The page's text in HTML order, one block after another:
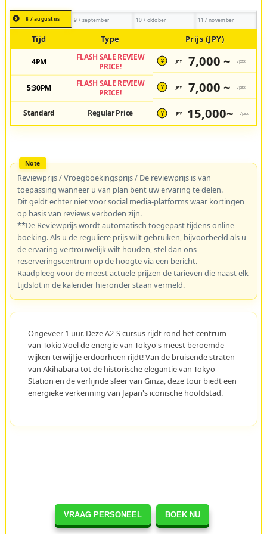
VRAAG PERSONEEL BOEK NU
8 / augustus 9 / september 10 / oktober 11 / november
Tijd Type Prijs (JPY)
4PM
FLASH SALE REVIEW
PRICE!
¥ JPY 7,000 ~ /pax
5:30PM
FLASH SALE REVIEW
PRICE!
¥ JPY 7,000 ~ /pax
Standard Regular Price ¥ JPY 15,000~ /pax
Reviewprijs / Vroegboekingsprijs / De reviewprijs is van
toepassing wanneer u van plan bent uw ervaring te delen.
Dit geldt echter niet voor social media-platforms waar kortingen
op basis van reviews verboden zijn.
**De Reviewprijs wordt automatisch toegepast tijdens online
boeking. Als u de reguliere prijs wilt gebruiken, bijvoorbeeld als u
de ervaring vertrouwelijk wilt houden, stel dan ons
reserveringscentrum op de hoogte via een bericht.
Raadpleeg voor de meest actuele prijzen de tarieven die naast elk
tijdslot in de kalender hieronder staan vermeld.
Ongeveer 1 uur. Deze A2-S cursus rijdt rond het centrum
van Tokio.Voel de energie van Tokyo's meest beroemde
wijken terwijl je erdoorheen rijdt! Van de bruisende straten
van Akihabara tot de historische elegantie van Tokyo
Station en de verfijnde sfeer van Ginza, deze tour biedt een
energieke verkenning van Japan's iconische hoofdstad.